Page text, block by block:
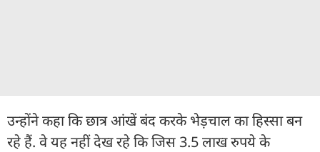
उन्होंने कहा कि छात्र आंखें बंद करके भेड़चाल का हिस्सा बन
रहे हैं. वे यह नहीं देख रहे कि जिस 3.5 लाख रुपये के